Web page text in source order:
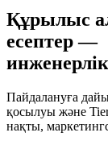
Құрылыс
есептер —
Пайдалануға
қосылуы және
нақты,